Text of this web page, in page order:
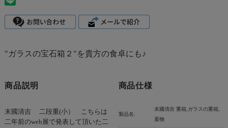
"ガラスの宝石箱２"を貴方の食卓にも♪
商品説明
末國清吉 二段重(小） こちらは
二年前のweb展で発表して頂いた二
商品仕様
製品名:
末國清吉 重箱,ガラスの重箱,
蓋物